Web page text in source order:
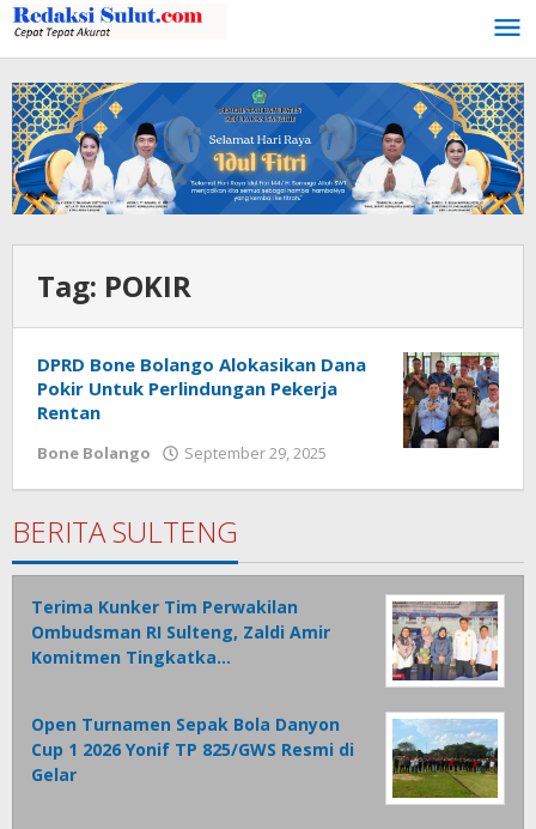
Lewati
ke
konten
Tag: POKIR
DPRD Bone Bolango Alokasikan Dana
Pokir Untuk Perlindungan Pekerja
Rentan
Bone Bolango September 29, 2025
BERITA SULTENG
Terima Kunker Tim Perwakilan
Ombudsman RI Sulteng, Zaldi Amir
Komitmen Tingkatka…
Open Turnamen Sepak Bola Danyon
Cup 1 2026 Yonif TP 825/GWS Resmi di
Gelar